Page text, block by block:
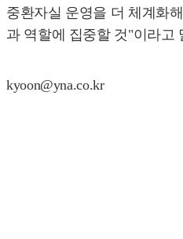
중환자실 운영을 더 체계화
과 역할에 집중할 것"이라고
kyoon@yna.co.kr